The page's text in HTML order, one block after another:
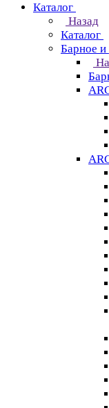
Каталог
Назад
Каталог
Барное и